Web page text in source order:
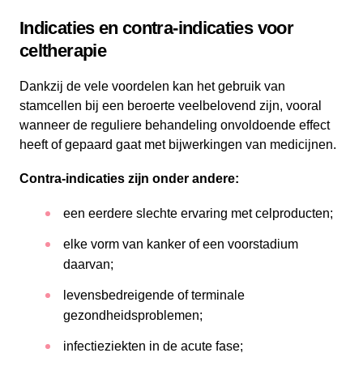
Indicaties en contra-indicaties voor
celtherapie
Dankzij de vele voordelen kan het gebruik van
stamcellen bij een beroerte veelbelovend zijn, vooral
wanneer de reguliere behandeling onvoldoende effect
heeft of gepaard gaat met bijwerkingen van medicijnen.
Contra-indicaties zijn onder andere:
een eerdere slechte ervaring met celproducten;
elke vorm van kanker of een voorstadium
daarvan;
levensbedreigende of terminale
gezondheidsproblemen;
infectieziekten in de acute fase;